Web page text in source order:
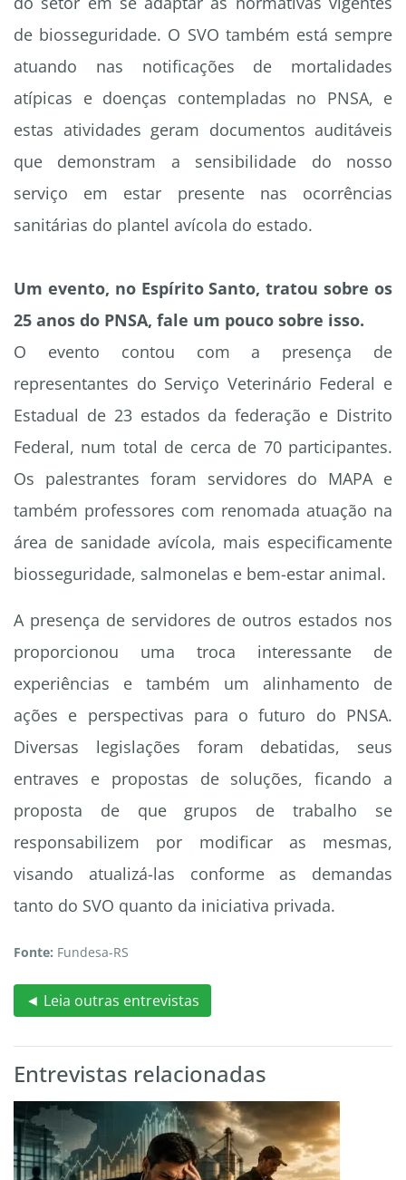
de biosseguridade. O SVO também está sempre
atuando nas notificações de mortalidades
atípicas e doenças contempladas no PNSA, e
estas atividades geram documentos auditáveis
que demonstram a sensibilidade do nosso
serviço em estar presente nas ocorrências
sanitárias do plantel avícola do estado.
Um evento, no Espírito Santo, tratou sobre os
25 anos do PNSA, fale um pouco sobre isso.
O evento contou com a presença de
representantes do Serviço Veterinário Federal e
Estadual de 23 estados da federação e Distrito
Federal, num total de cerca de 70 participantes.
Os palestrantes foram servidores do MAPA e
também professores com renomada atuação na
área de sanidade avícola, mais especificamente
biosseguridade, salmonelas e bem-estar animal.
A presença de servidores de outros estados nos
proporcionou uma troca interessante de
experiências e também um alinhamento de
ações e perspectivas para o futuro do PNSA.
Diversas legislações foram debatidas, seus
entraves e propostas de soluções, ficando a
proposta de que grupos de trabalho se
responsabilizem por modificar as mesmas,
visando atualizá-las conforme as demandas
tanto do SVO quanto da iniciativa privada.
Fonte: Fundesa-RS
◄ Leia outras entrevistas
Entrevistas relacionadas